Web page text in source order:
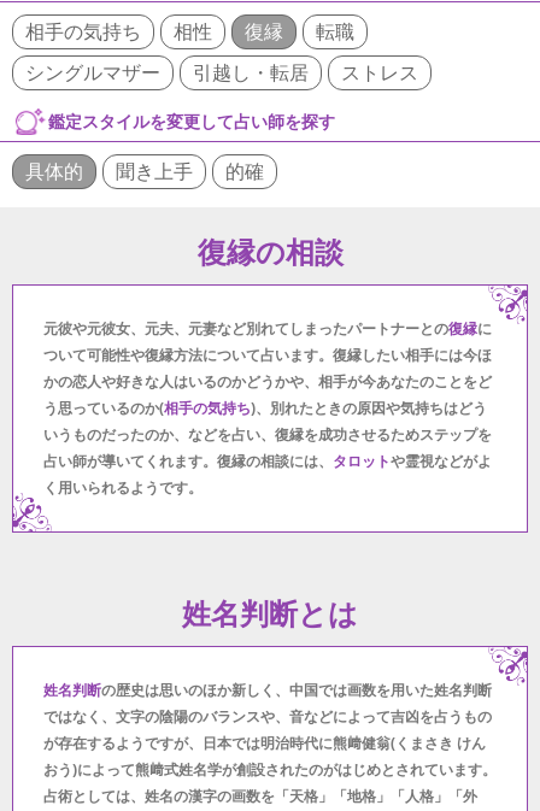
相手の気持ち 相性 復縁
転職
シングルマザー
引越し・転居 ストレス
鑑定スタイルを変更して占い師を探す
具体的 聞き上手 的確
復縁の相談
元彼や元彼女、元夫、元妻など別れてしまったパートナーとの復縁に
ついて可能性や復縁方法について占います。復縁したい相手には今ほ
かの恋人や好きな人はいるのかどうかや、相手が今あなたのことをど
う思っているのか(相手の気持ち)、別れたときの原因や気持ちはどう
いうものだったのか、などを占い、復縁を成功させるためステップを
占い師が導いてくれます。復縁の相談には、 タロットや霊視などがよ
く用いられるようです。
姓名判断とは
姓名判断の歴史は思いのほか新しく、中国では画数を用いた姓名判断
ではなく、文字の陰陽のバランスや、音などによって吉凶を占うもの
が存在するようですが、日本では明治時代に熊﨑健翁(くまさき けん
おう)によって熊﨑式姓名学が創設されたのがはじめとされています。
占術としては、姓名の漢字の画数を「天格」「地格」「人格」「外